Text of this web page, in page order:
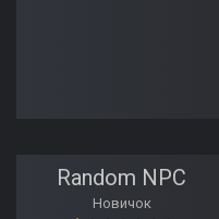
Random NPC
Новичок